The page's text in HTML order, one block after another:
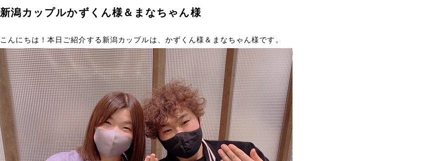
新潟カップルかずくん様＆まなちゃん様
こんにちは！本日ご紹介する新潟カップルは、かずくん様＆まなちゃん様です。